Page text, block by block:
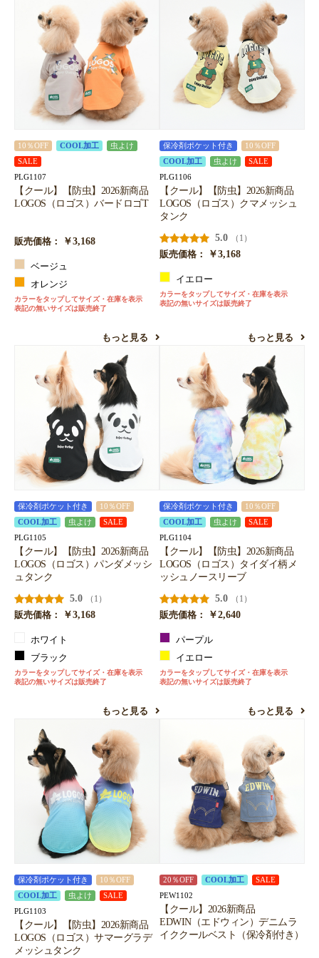
10％OFF COOL加工
虫よけ
SALE
PLG1107
【クール】【防虫】2026新商品
LOGOS（ロゴス）バードロゴT
販売価格： ￥3,168
ベージュ
オレンジ
カラーをタップしてサイズ・在庫を表示
表記の無いサイズは販売終了
もっと見る
保冷剤ポケット付き
10％OFF
COOL加工
虫よけ SALE
PLG1106
【クール】【防虫】2026新商品
LOGOS（ロゴス）クマメッシュ
タンク
5.0
（1）
販売価格：
￥3,168
イエロー
カラーをタップしてサイズ・在庫を表示
表記の無いサイズは販売終了
もっと見る
保冷剤ポケット付き
10％OFF
COOL加工
虫よけ SALE
PLG1105
【クール】【防虫】2026新商品
LOGOS（ロゴス）パンダメッシ
ュタンク
5.0
（1）
販売価格：
￥3,168
ホワイト
ブラック
カラーをタップしてサイズ・在庫を表示
表記の無いサイズは販売終了
もっと見る
保冷剤ポケット付き
10％OFF
COOL加工
虫よけ SALE
PLG1104
【クール】【防虫】2026新商品
LOGOS（ロゴス）タイダイ柄メ
ッシュノースリーブ
5.0
（1）
販売価格：
￥2,640
パープル
イエロー
カラーをタップしてサイズ・在庫を表示
表記の無いサイズは販売終了
もっと見る
保冷剤ポケット付き
10％OFF
COOL加工
虫よけ SALE
PLG1103
【クール】【防虫】2026新商品
LOGOS（ロゴス）サマーグラデ
メッシュタンク
20％OFF COOL加工 SALE
PEW1102
【クール】2026新商品
EDWIN（エドウィン）デニムラ
イククールベスト（保冷剤付き）